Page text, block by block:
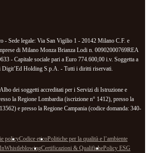
- Sede legale: Via San Vigilio 1 - 20142 Milano C.F. e
di Milano Monza Brianza Lodi n. 00902000769REA
- Capitale sociale pari a Euro 774.600,00 i.v. Soggetta a
Digit’Ed Holding S.p.A. - Tutti i diritti riservati.
dei soggetti accreditati per i Servizi di Istruzione e
la Regione Lombardia (iscrizione n° 1412), presso la
e presso la Regione Campania (codice domanda: 340-
policyCodice eticoPolitiche per la qualità e l’ambiente
WhistleblowingCertificazioni & QualifichePolicy ESG